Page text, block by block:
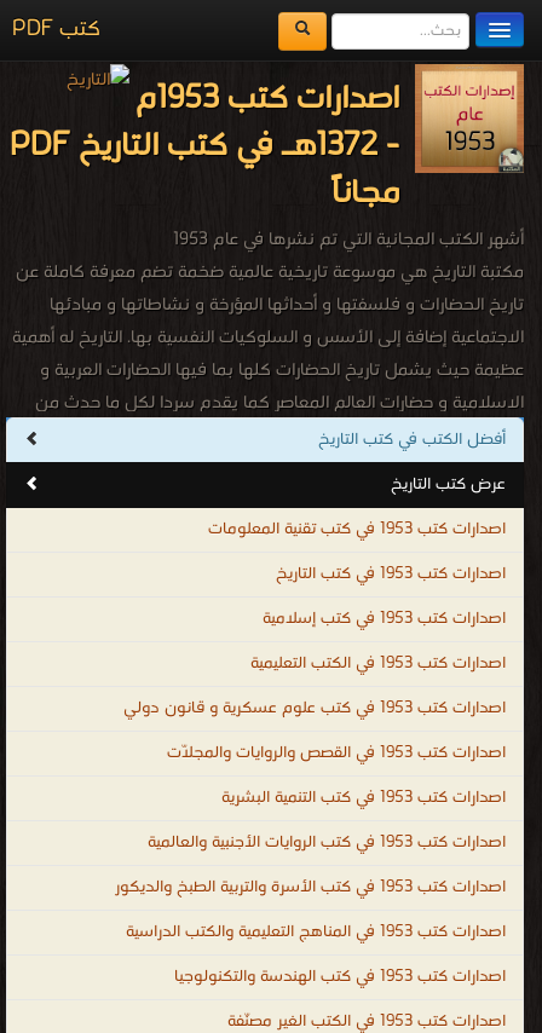
كتب PDF
مكتبة الكتب
المكتبات
يُقرأ حالياً
اضف كتاب
اصدارات كتب 1953م
- 1372هـ في كتب التاريخ PDF
مجاناً
أشهر الكتب المجانية التي تم نشرها في عام 1953
مكتبة التاريخ هي موسوعة تاريخية عالمية ضخمة تضم معرفة كاملة عن
تاريخ الحضارات و فلسفتها و أحداثها المؤرخة و نشاطاتها و مبادئها
الاجتماعية إضافة إلى الأسس و السلوكيات النفسية بها. التاريخ له أهمية
عظيمة حيث يشمل تاريخ الحضارات كلها بما فيها الحضارات العربية و
الاسلامية و حضارات العالم المعاصر كما يقدم سردا لكل ما حدث من
أحداث تاريخية في شتى البلدان فيكون بذلك هو الأساس في المحافظة
على تاريخ و عادات و تقاليد الدول و الحضارات كما يقوم بالتأشير على
السمات التى كانت و مازالت تميز كل حضارة على حدة سواء كانت هذة
الحضارات شرقية أم غربية و لا ننسى انه يلعب الدور الاكبر و الاهم فى
توثيق و تسجيل كل ما تم التوصل إليه من إنجازات مع ضرورة ذكر
الحضارات القديمة ، اسماء كتب تاريخية أهم كتب التاريخ ، تحميل كتب
تاريخية وسياسية ، كتب تاريخية ممنوعة كتب تاريخية اسلامية ، تحميل
كتب تاريخية نادرة مجانا ، كتب تاريخ الدولة العثمانية ، كتب تاريخية عن
الدولة العثمانية ، تحميل وقراءة أونلاين كتب تاريخ ، كتب تاريخ صوتية ،
كتب تاريخ قديم ، كتب تاريخ فرعونى ، كتب تاريخ ادبى ، كتب تاريخ
books ، history books free download ، world history books ،
indian history books ، history books to read ، history books PDF ،
history books in hindi ، history books online ، history books in
urdu ، historical books ، islamic history books ، islamic history
in english ، islamic history books in urdu pdf ، islamic history
books malayalam pdf ، islamic history books in bangla ، islamic
أفضل الكتب في كتب التاريخ
عرض كتب التاريخ
اصدارات كتب 1953 في كتب تقنية المعلومات
اصدارات كتب 1953 في كتب التاريخ
اصدارات كتب 1953 في كتب إسلامية
اصدارات كتب 1953 في الكتب التعليمية
اصدارات كتب 1953 في كتب علوم عسكرية و قانون دولي
اصدارات كتب 1953 في القصص والروايات والمجلّات
اصدارات كتب 1953 في كتب التنمية البشرية
اصدارات كتب 1953 في كتب الروايات الأجنبية والعالمية
اصدارات كتب 1953 في كتب الأسرة والتربية الطبخ والديكور
اصدارات كتب 1953 في المناهج التعليمية والكتب الدراسية
اصدارات كتب 1953 في كتب الهندسة والتكنولوجيا
اصدارات كتب 1953 في الكتب الغير مصنّفة